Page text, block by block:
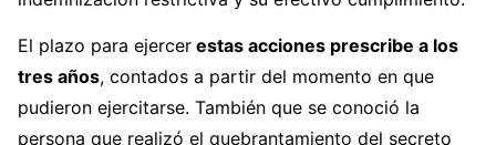
El plazo para ejercer estas acciones prescribe a los
tres años, contados a partir del momento en que
pudieron ejercitarse. También que se conoció la
persona que realizó el quebrantamiento del secreto